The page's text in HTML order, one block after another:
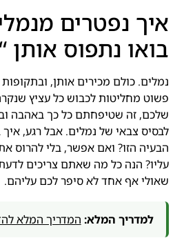
איך נפטרים
בואו נתפוס אותן
נמלים. כולם מכירים אותן,
פשוט מחליטות לכבוש כל עציץ
שלכם, זה שטיפחתם כל כך באהבה
לבסיס צבאי של נמלים. אבל רגע,
הבעיה הזו? ואם אפשר, בלי
עליו? הנה כל מה שאתם צריכים
שאולי אף אחד לא סיפר לכם עליהם.
למדריך המלא: המדריך המלא